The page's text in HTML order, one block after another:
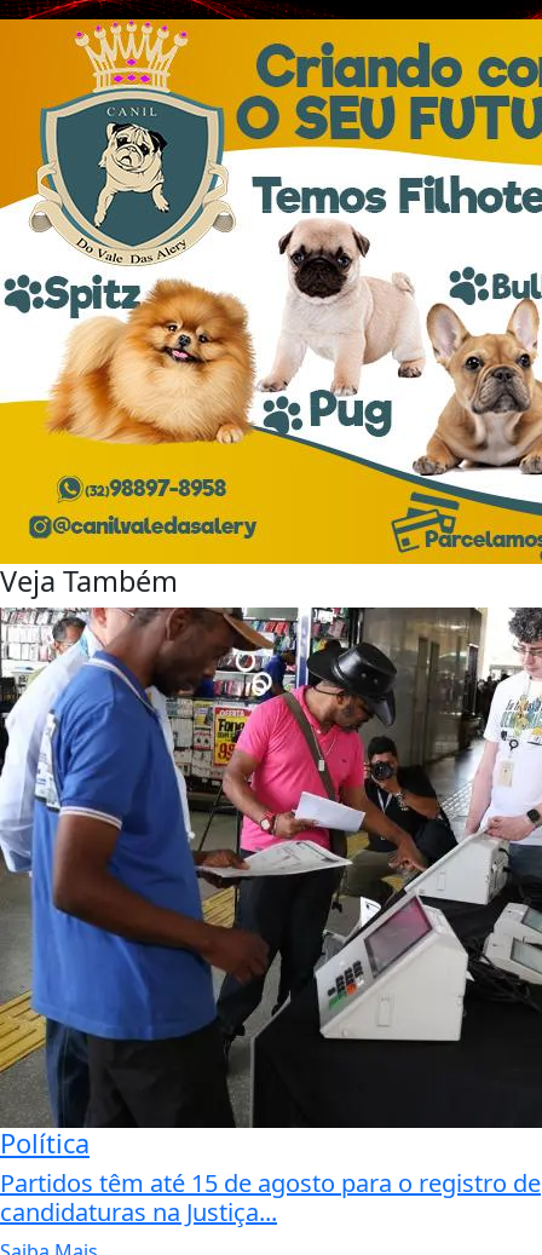
Veja Também
Política
Partidos têm até 15 de agosto para o registro de
candidaturas na Justiça...